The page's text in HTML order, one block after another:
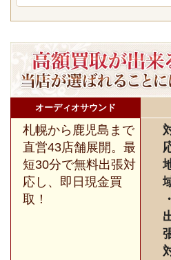
オーディオサウンド
札幌から鹿児島まで
直営43店舗展開。最
短30分で無料出張対
応し、即日現金買
取！
・